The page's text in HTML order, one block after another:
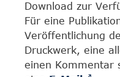
Download zur
Für eine
Veröffentlichung
Druckwerk, eine
einen Kommentar